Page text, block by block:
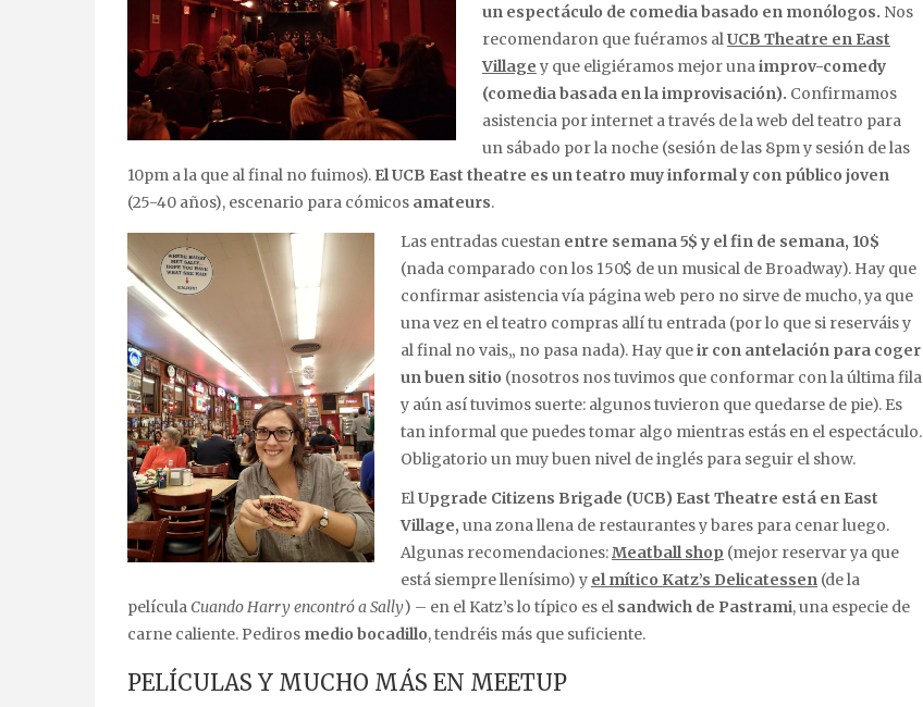
un espectáculo de comedia basado en monólogos. Nos
recomendaron que fuéramos alUCB Theatre en East
Village y que eligiéramos mejor unaimprov-comedy
(comedia basada en la improvisación). Confirmamos
asistencia por internet a través de la web del teatro para
un sábado por la noche (sesión de las 8pm y sesión de las
10pm a la que al final no fuimos). El UCB East theatre es un teatro muy informal y con público joven
(25-40 años), escenario para cómicos amateurs.
Las entradas cuestan entre semana 5$ y el fin de semana, 10$
(nada comparado con los 150$ de un musical de Broadway). Hay que
confirmar asistencia vía página web pero no sirve de mucho, ya que
una vez en el teatro compras allí tu entrada (por lo que si reserváis y
al final no vais„ no pasa nada). Hay queir con antelación para coger
un buen sitio (nosotros nos tuvimos que conformar con la última fila
y aún así tuvimos suerte: algunos tuvieron que quedarse de pie). Es
tan informal que puedes tomar algo mientras estás en el espectáculo.
Obligatorio un muy buen nivel de inglés para seguir el show.
ElUpgrade Citizens Brigade (UCB) East Theatre está en East
Village, una zona llena de restaurantes y bares para cenar luego.
Algunas recomendaciones:Meatball shop (mejor reservar ya que
está siempre llenísimo) y el mítico Katz’s Delicatessen (de la
película Cuando Harry encontró a Sally) – en el Katz’s lo típico es el sandwich de Pastrami, una especie de
carne caliente. Pediros medio bocadillo, tendréis más que suficiente.
PELÍCULAS Y MUCHO MÁS EN MEETUP